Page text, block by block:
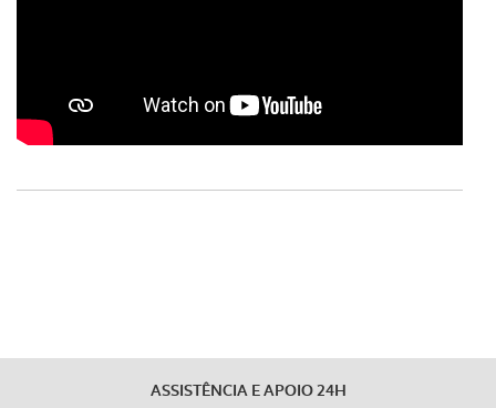
ASSISTÊNCIA E APOIO 24H